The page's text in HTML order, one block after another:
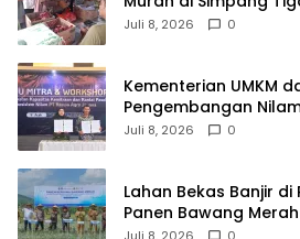
Juli 8, 2026 0
Kementerian UMKM
Pengembangan
Razma Agro Jayana
Juli 8, 2026 0
Lahan Bekas Banjir
Panen Bawang Merah